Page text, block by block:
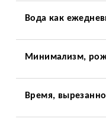
Вода как
Минимализм,
Время,